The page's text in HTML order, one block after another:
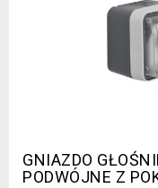
GNIAZDO
PODWÓJNE Z